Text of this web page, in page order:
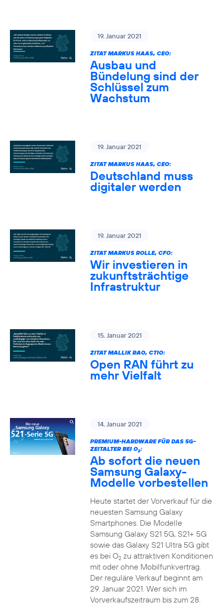
19. Januar 2021
ZITAT MARKUS HAAS, CEO:
Ausbau und
Bündelung sind der
Schlüssel zum
Wachstum
19. Januar 2021
ZITAT MARKUS HAAS, CEO:
Deutschland muss
digitaler werden
19. Januar 2021
ZITAT MARKUS ROLLE, CFO:
Wir investieren in
zukunftsträchtige
Infrastruktur
15. Januar 2021
ZITAT MALLIK RAO, CTIO:
Open RAN führt zu
mehr Vielfalt
14. Januar 2021
PREMIUM-HARDWARE FÜR DAS 5G-
ZEITALTER BEI O2:
Ab sofort die neuen
Samsung Galaxy-
Modelle vorbestellen
Heute startet der Vorverkauf für die
neuesten Samsung Galaxy
Smartphones. Die Modelle
Samsung Galaxy S21 5G, S21+ 5G
sowie das Galaxy S21 Ultra 5G gibt
es bei O2zu attraktiven Konditionen
mit oder ohne Mobilfunkvertrag.
Der reguläre Verkauf beginnt am
29. Januar 2021. Wer sich im
Vorverkaufszeitraum bis zum 28.